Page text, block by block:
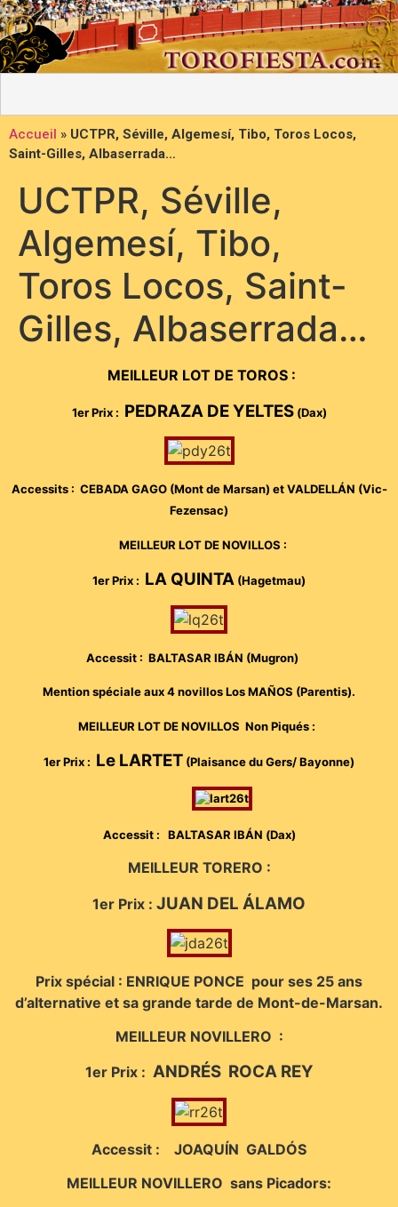
Accueil » UCTPR, Séville, Algemesí, Tibo, Toros Locos,
Saint-Gilles, Albaserrada…
UCTPR, Séville,
Algemesí, Tibo,
Toros Locos, Saint-
Gilles, Albaserrada…
MEILLEUR LOT DE TOROS :
1er Prix : PEDRAZA DE YELTES(Dax)
Accessits : CEBADA GAGO (Mont de Marsan) et VALDELLÁN (Vic-
Fezensac)
MEILLEUR LOT DE NOVILLOS :
1er Prix : LA QUINTA (Hagetmau)
Accessit : BALTASAR IBÁN (Mugron)
Mention spéciale aux 4 novillos Los MAÑOS (Parentis).
MEILLEUR LOT DE NOVILLOS Non Piqués :
1er Prix : Le LARTET (Plaisance du Gers/ Bayonne)
Accessit : BALTASAR IBÁN (Dax)
MEILLEUR TORERO :
1er Prix : JUAN DEL ÁLAMO
Prix spécial : ENRIQUE PONCE pour ses 25 ans
d’alternative et sa grande tarde de Mont-de-Marsan.
MEILLEUR NOVILLERO :
1er Prix : ANDRÉS ROCA REY
Accessit : JOAQUÍN GALDÓS
MEILLEUR NOVILLERO sans Picadors: